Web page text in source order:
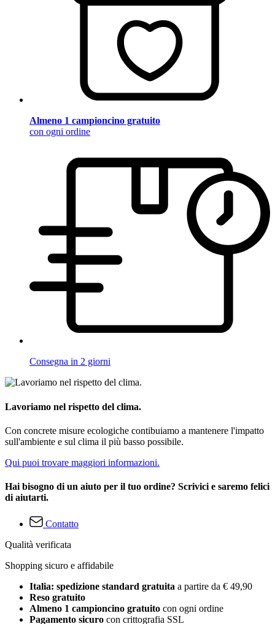
Almeno 1 campioncino gratuito
con ogni ordine
Consegna in 2 giorni
Lavoriamo nel rispetto del clima.
Con concrete misure ecologiche contibuiamo a mantenere l'impatto
sull'ambiente e sul clima il più basso possibile.
Qui puoi trovare maggiori informazioni.
Hai bisogno di un aiuto per il tuo ordine? Scrivici e saremo felici
di aiutarti.
Contatto
Qualità verificata
Shopping sicuro e affidabile
Italia: spedizione standard gratuita a partire da € 49,90
Reso gratuito
Almeno 1 campioncino gratuito con ogni ordine
Pagamento sicuro con crittografia SSL